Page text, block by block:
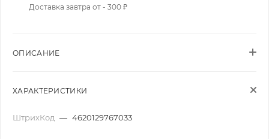
Доставка завтра от - 300 ₽
ОПИСАНИЕ
ХАРАКТЕРИСТИКИ
ШтрихКод — 4620129767033